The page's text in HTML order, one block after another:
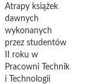
Atrapy książek
dawnych
wykonanych
przez studentów
II roku w
Pracowni Technik
i Technologii